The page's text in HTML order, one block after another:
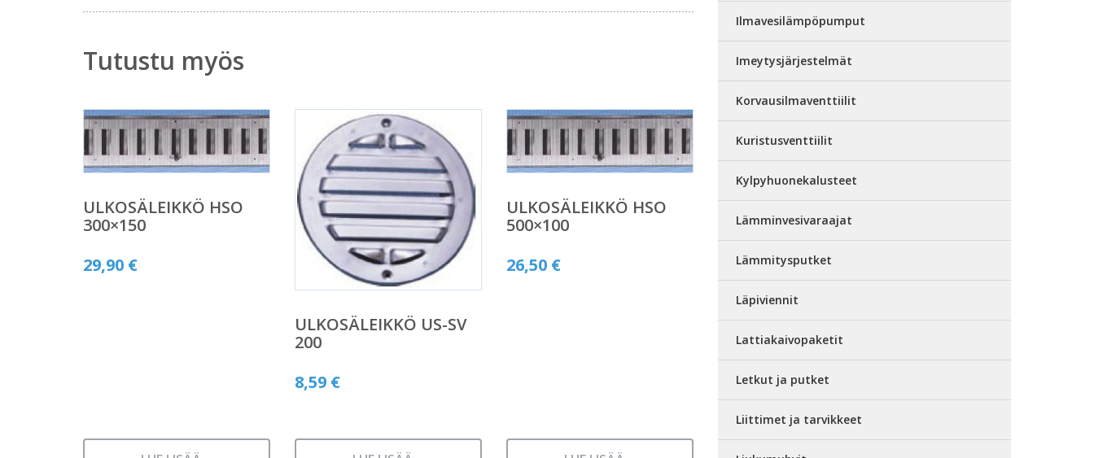
Tutustu myös
ULKOSÄLEIKKÖ HSO
300×150
29,90 €
ULKOSÄLEIKKÖ US-SV
200
8,59 €
ULKOSÄLEIKKÖ HSO
500×100
26,50 €
Ilmavesilämpöpumput
Imeytysjärjestelmät
Korvausilmaventtiilit
Kuristusventtiilit
Kylpyhuonekalusteet
Lämminvesivaraajat
Lämmitysputket
Läpiviennit
Lattiakaivopaketit
Letkut ja putket
Liittimet ja tarvikkeet